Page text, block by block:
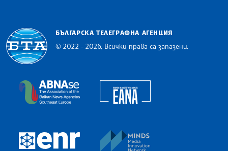
БЪЛГАРСКА ТЕЛЕГРАФНА АГЕНЦИЯ
© 2022 - 2026, Всички права са запазени.
The Assocoation of the Balkan News Agencies
European Newsroom